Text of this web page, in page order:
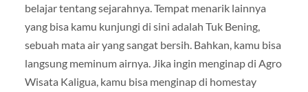
belajar tentang sejarahnya. Tempat menarik lainnya
yang bisa kamu kunjungi di sini adalah Tuk Bening,
sebuah mata air yang sangat bersih. Bahkan, kamu bisa
langsung meminum airnya. Jika ingin menginap di Agro
Wisata Kaligua, kamu bisa menginap di homestay